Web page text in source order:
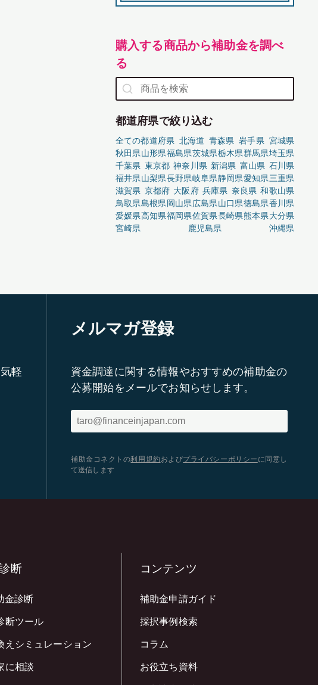
購入する商品から補助金を調べ
る
都道府県で絞り込む
全ての都道府県 北海道 青森県 岩手県 宮城県
秋田県山形県福島県茨城県栃木県群馬県埼玉県
千葉県 東京都 神奈川県 新潟県 富山県 石川県
福井県山梨県長野県岐阜県静岡県愛知県三重県
滋賀県 京都府 大阪府 兵庫県 奈良県 和歌山県
鳥取県島根県岡山県広島県山口県徳島県香川県
愛媛県高知県福岡県佐賀県長崎県熊本県大分県
宮崎県
鹿児島県 沖縄県
軽
メルマガ登録
資金調達に関する情報やおすすめの補助金の
公募開始をメールでお知らせします。
補助金コネクトの利用規約 およびプライバシーポリシー に同意し
て送信します
断
金診断
断ツール
えシミュレーション
に相談
コンテンツ
補助金申請ガイド
採択事例検索
コラム
お役立ち資料